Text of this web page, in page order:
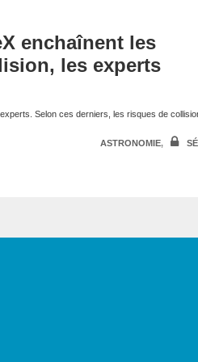
enchaînent les
les experts
Selon ces derniers, les risques de
ASTRONOMIE,